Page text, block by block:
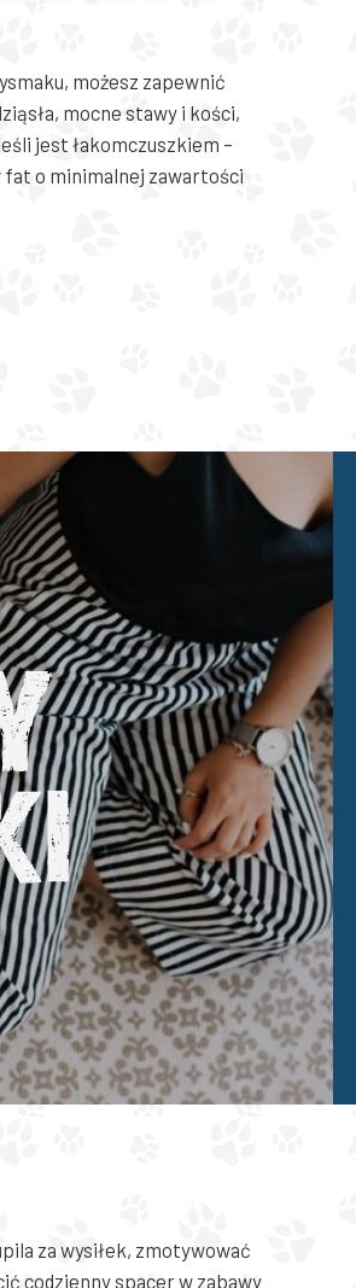
możesz zapewnić
mocne stawy i kości,
jest łakomczuszkiem –
o minimalnej zawartości
za wysiłek, zmotywować
codzienny spacer w zabawy